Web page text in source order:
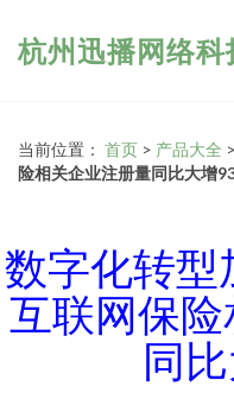
杭州迅播网络科
当前位置： 首页 > 产品大全 >
险相关企业注册量同比大增
数字化转型
互联网保
同